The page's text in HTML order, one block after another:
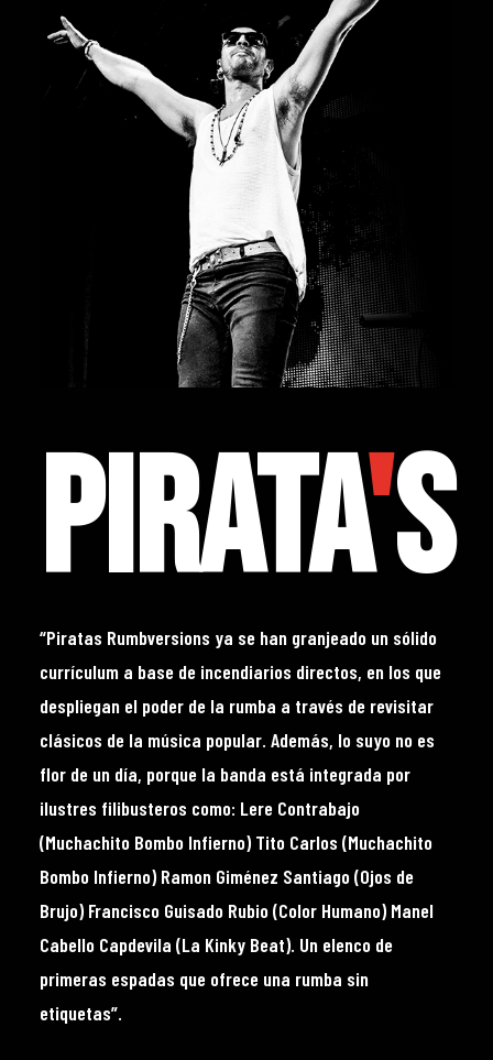
PIRATA'S
“Piratas Rumbversions ya se han granjeado un sólido
currículum a base de incendiarios directos, en los que
despliegan el poder de la rumba a través de revisitar
clásicos de la música popular. Además, lo suyo no es
flor de un día, porque la banda está integrada por
ilustres filibusteros como: Lere Contrabajo
(Muchachito Bombo Infierno) Tito Carlos (Muchachito
Bombo Infierno) Ramon Giménez Santiago (Ojos de
Brujo) Francisco Guisado Rubio (Color Humano) Manel
Cabello Capdevila (La Kinky Beat). Un elenco de
primeras espadas que ofrece una rumba sin
etiquetas”.